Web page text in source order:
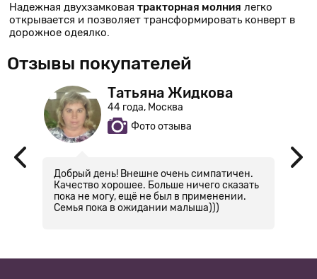
Надежная двухзамковая тракторная молния легко
открывается и позволяет трансформировать конверт в
дорожное одеялко.
Отзывы покупателей
Татьяна Жидкова
44 года, Москва
Фото отзыва
Добрый день! Внешне очень симпатичен.
Качество хорошее. Больше ничего сказать
пока не могу, ещё не был в применении.
Семья пока в ожидании малыша)))